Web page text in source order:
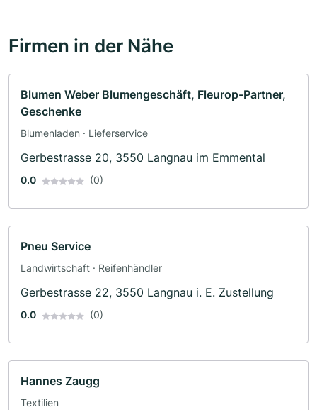
Firmen in der Nähe
Blumen Weber Blumengeschäft, Fleurop-Partner,
Geschenke
Blumenladen · Lieferservice
Gerbestrasse 20, 3550 Langnau im Emmental
0.0 (0)
Pneu Service
Landwirtschaft · Reifenhändler
Gerbestrasse 22, 3550 Langnau i. E. Zustellung
0.0 (0)
Hannes Zaugg
Textilien